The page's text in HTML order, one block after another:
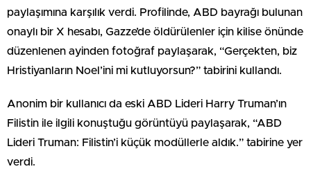
paylaşımına karşılık verdi. Profilinde, ABD bayrağı bulunan
onaylı bir X hesabı, Gazze’de öldürülenler için kilise önünde
düzenlenen ayinden fotoğraf paylaşarak, “Gerçekten, biz
Hristiyanların Noel’ini mi kutluyorsun?” tabirini kullandı.
Anonim bir kullanıcı da eski ABD Lideri Harry Truman’ın
Filistin ile ilgili konuştuğu görüntüyü paylaşarak, “ABD
Lideri Truman: Filistin’i küçük modüllerle aldık.” tabirine yer
verdi.